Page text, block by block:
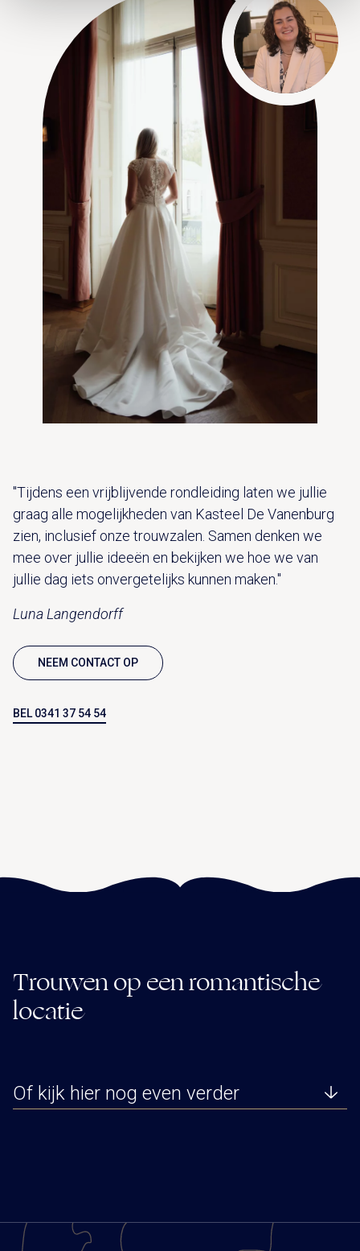
"Tijdens een vrijblijvende rondleiding laten we jullie
graag alle mogelijkheden van Kasteel De Vanenburg
zien, inclusief onze trouwzalen. Samen denken we
mee over jullie ideeën en bekijken we hoe we van
jullie dag iets onvergetelijks kunnen maken."
Luna Langendorff
NEEM CONTACT OP
BEL 0341 37 54 54
Trouwen op een romantische
locatie
Of kijk hier nog even verder